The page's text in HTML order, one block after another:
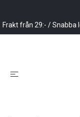
Frakt från 29:- / Snabba